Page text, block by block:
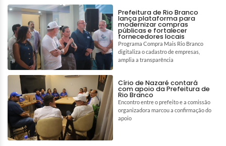
Prefeitura de Rio Branco
lança plataforma para
modernizar compras
públicas e fortalecer
fornecedores locais
Programa Compra Mais Rio Branco
digitaliza o cadastro de empresas,
amplia a transparência
Círio de Nazaré contará
com apoio da Prefeitura de
Rio Branco
Encontro entre o prefeito e a comissão
organizadora marcou a confirmação do
apoio